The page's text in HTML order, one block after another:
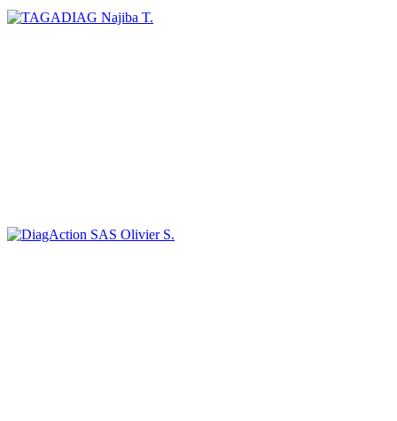
Najiba T.
Olivier S.